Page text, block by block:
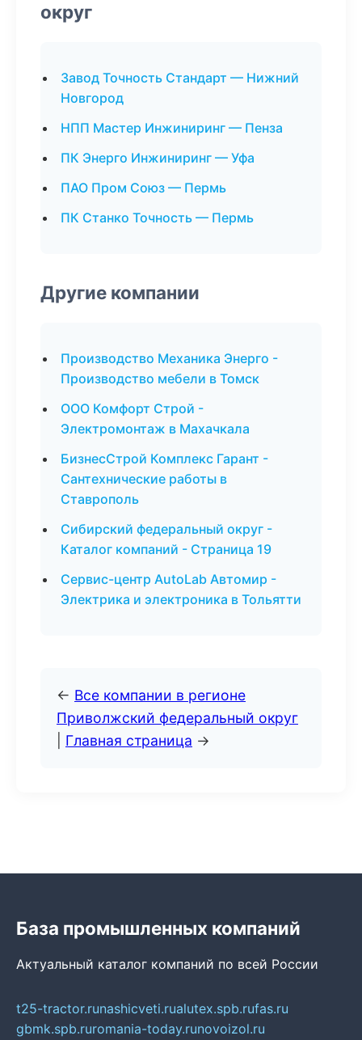
округ
Завод Точность Стандарт — Нижний
Новгород
НПП Мастер Инжиниринг — Пенза
ПК Энерго Инжиниринг — Уфа
ПАО Пром Союз — Пермь
ПК Станко Точность — Пермь
Другие компании
Производство Механика Энерго -
Производство мебели в Томск
ООО Комфорт Строй -
Электромонтаж в Махачкала
БизнесСтрой Комплекс Гарант -
Сантехнические работы в
Ставрополь
Сибирский федеральный округ -
Каталог компаний - Страница 19
Сервис-центр AutoLab Автомир -
Электрика и электроника в Тольятти
← Все компании в регионе
Приволжский федеральный округ
Главная страница →
База промышленных компаний
Актуальный каталог компаний по всей России
t25-tractor.runashicveti.rualutex.spb.rufas.ru
gbmk.spb.ruromania-today.runovoizol.ru